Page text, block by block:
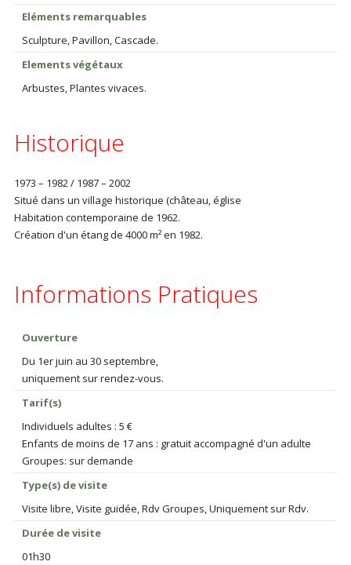
Eléments remarquables
Sculpture, Pavillon, Cascade.
Elements végétaux
Arbustes, Plantes vivaces.
Historique
1973 – 1982 / 1987 – 2002
Situé dans un village historique (château, église
Habitation contemporaine de 1962.
Création d'un étang de 4000 m² en 1982.
Informations Pratiques
Ouverture
Du 1er juin au 30 septembre,
uniquement sur rendez-vous.
Tarif(s)
Individuels adultes : 5 €
Enfants de moins de 17 ans : gratuit accompagné d'un adulte
Groupes: sur demande
Type(s) de visite
Visite libre, Visite guidée, Rdv Groupes, Uniquement sur Rdv.
Durée de visite
01h30